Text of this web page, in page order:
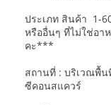
ประเภท สินค้า 1-
หรืออื่นๆ ที่ไม่ใช่อา
คะ***
สถานที่ : บริเวณพื้
ซีคอนสแควร์